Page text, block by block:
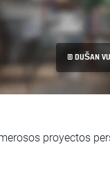
© DUŠAN
proyectos